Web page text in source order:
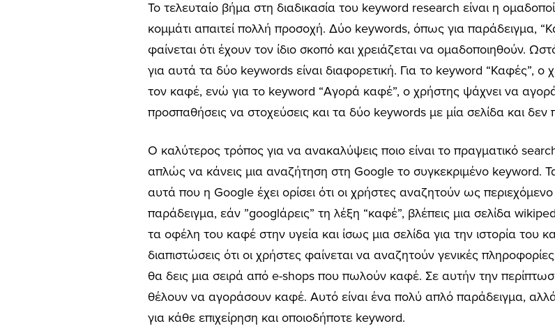
Το τελευταίο βήμα στη διαδικασία του keyword research είναι η
κομμάτι απαιτεί πολλή προσοχή. Δύο keywords, όπως για παράδειγμα,
φαίνεται ότι έχουν τον ίδιο σκοπό και χρειάζεται να ομαδοποιηθούν.
για αυτά τα δύο keywords είναι διαφορετική. Για το keyword “Καφές”,
τον καφέ, ενώ για το keyword “Αγορά καφέ”, ο χρήστης ψάχνει να
προσπαθήσεις να στοχεύσεις και τα δύο keywords με μία σελίδα και δεν
Ο καλύτερος τρόπος για να ανακαλύψεις ποιο είναι το πραγματικό
απλώς να κάνεις μια αναζήτηση στη Google το συγκεκριμένο keyword.
αυτά που η Google έχει ορίσει ότι οι χρήστες αναζητούν ως
παράδειγμα, εάν ”googlάρεις” τη λέξη “καφέ”, βλέπεις μια σελίδα
τα οφέλη του καφέ στην υγεία και ίσως μια σελίδα για την ιστορία του
διαπιστώσεις ότι οι χρήστες φαίνεται να αναζητούν γενικές
θα δεις μια σειρά από e-shops που πωλούν καφέ. Σε αυτήν την
θέλουν να αγοράσουν καφέ. Αυτό είναι ένα πολύ απλό παράδειγμα, αλλά
για κάθε επιχείρηση και οποιοδήποτε keyword.